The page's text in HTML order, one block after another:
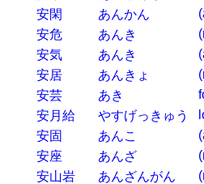
安閑
あんかん
安危
あんき
安気
あんき
安居
あんきょ
安芸
あき
安月給
やすげっきゅう
安固
あんこ
安座
あんざ
安山岩
あんざんがん